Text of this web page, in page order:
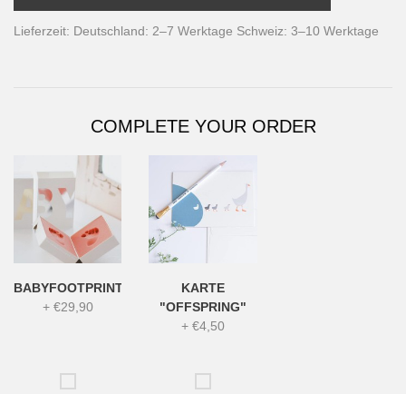
Lieferzeit: Deutschland: 2–7 Werktage Schweiz: 3–10 Werktage
COMPLETE YOUR ORDER
BABYFOOTPRINT
+ €29,90
KARTE
"OFFSPRING"
+ €4,50